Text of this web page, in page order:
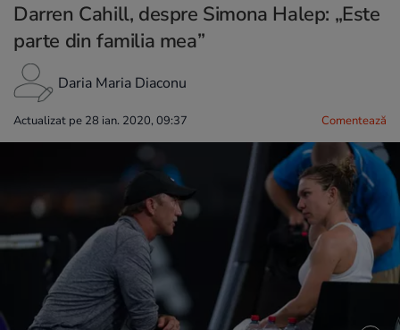
Darren Cahill, despre Simona Halep: „Este
parte din familia mea”
Daria Maria Diaconu
Actualizat pe 28 ian. 2020, 09:37 Comentează